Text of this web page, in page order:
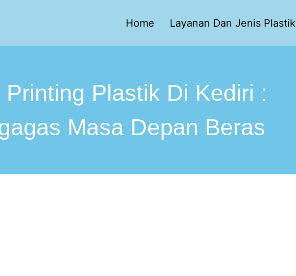
Home Layanan Dan Jenis Plastik
Printing Plastik Di Kediri :
Masa Depan Beras